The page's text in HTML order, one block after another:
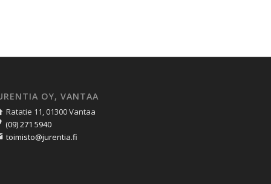
OY, VANTAA
Ratatie 11, 01300 Vantaa
(09) 271 5940
toimisto@jurentia.fi